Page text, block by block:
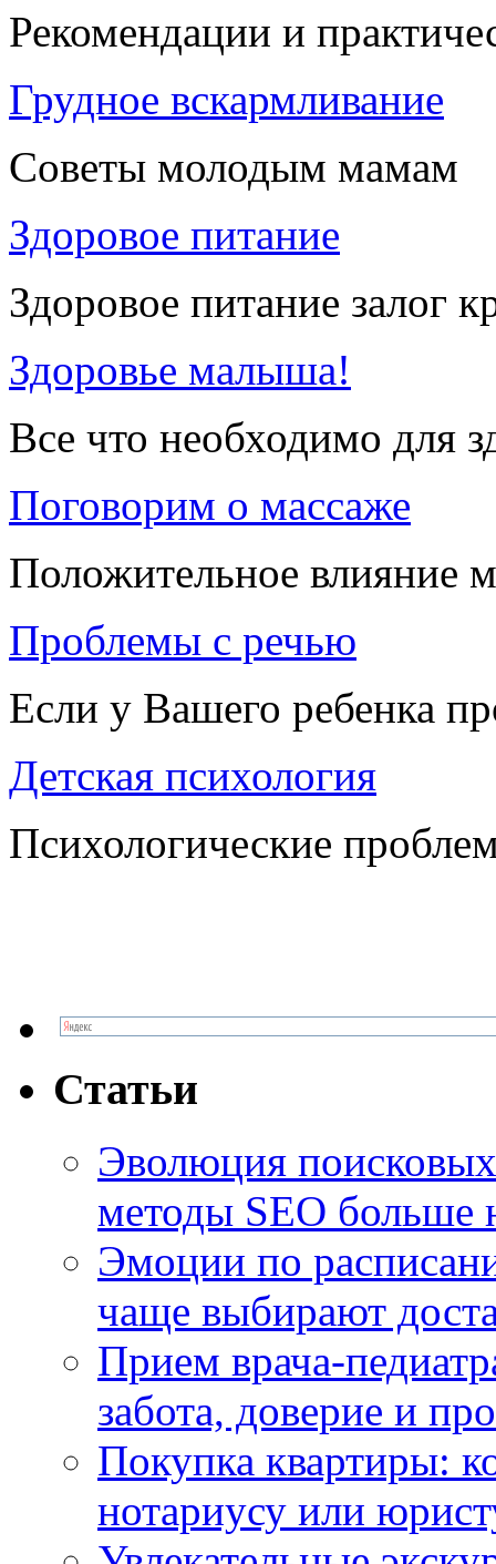
Рекомендации и
Грудное вскармливание
Советы молодым мамам
Здоровое питание
Здоровое питание залог
Здоровье малыша!
Все что необходимо для
Поговорим о массаже
Положительное влияние
Проблемы с речью
Если у Вашего ребенка
Детская психология
Психологические
Статьи
Эволюция
методы SEO больше
Эмоции по
чаще выбирают
Прием врача-
забота, доверие и
Покупка квартиры:
нотариусу или